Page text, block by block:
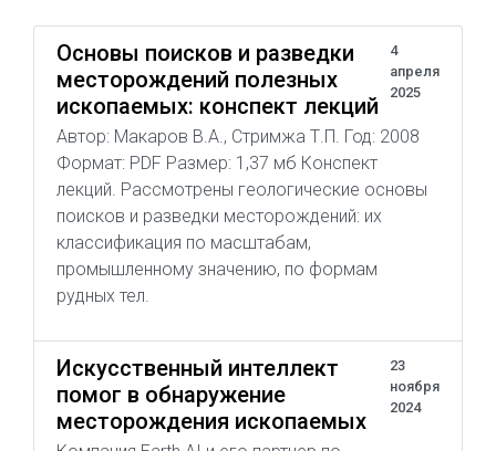
Основы поисков и разведки
месторождений полезных
ископаемых: конспект лекций
4
апреля
2025
Автор: Макаров В.А., Стримжа Т.П. Год: 2008
Формат: PDF Размер: 1,37 мб Конспект
лекций. Рассмотрены геологические основы
поисков и разведки месторождений: их
классификация по масштабам,
промышленному значению, по формам
рудных тел.
Искусственный интеллект
помог в обнаружение
месторождения ископаемых
23
ноября
2024